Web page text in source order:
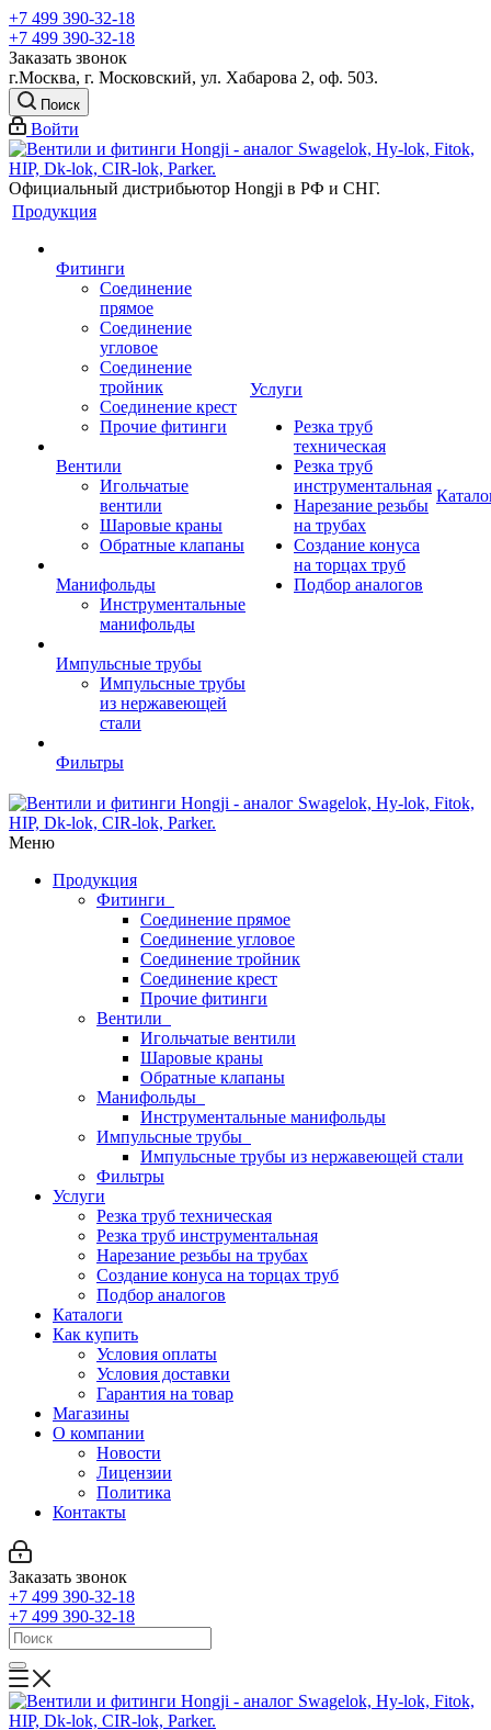
+7 499 390-32-18
+7 499 390-32-18
Заказать звонок
г.Москва, г. Московский, ул. Хабарова 2, оф. 503.
Поиск
Войти
Официальный дистрибьютор Hongji в РФ и СНГ.
Продукция
Фитинги
Соединение
прямое
Соединение
угловое
Соединение
тройник
Соединение крест
Прочие фитинги
Вентили
Игольчатые
вентили
Шаровые краны
Обратные клапаны
Манифольды
Инструментальные
манифольды
Импульсные трубы
Импульсные трубы
из нержавеющей
стали
Фильтры
Услуги
Резка труб
техническая
Резка труб
инструментальная
Нарезание резьбы
на трубах
Создание конуса
на торцах труб
Подбор аналогов
Меню
Продукция
Фитинги
Соединение прямое
Соединение угловое
Соединение тройник
Соединение крест
Прочие фитинги
Вентили
Игольчатые вентили
Шаровые краны
Обратные клапаны
Манифольды
Инструментальные манифольды
Импульсные трубы
Импульсные трубы из нержавеющей стали
Фильтры
Услуги
Резка труб техническая
Резка труб инструментальная
Нарезание резьбы на трубах
Создание конуса на торцах труб
Подбор аналогов
Каталоги
Как купить
Условия оплаты
Условия доставки
Гарантия на товар
Магазины
О компании
Новости
Лицензии
Политика
Контакты
Заказать звонок
+7 499 390-32-18
+7 499 390-32-18